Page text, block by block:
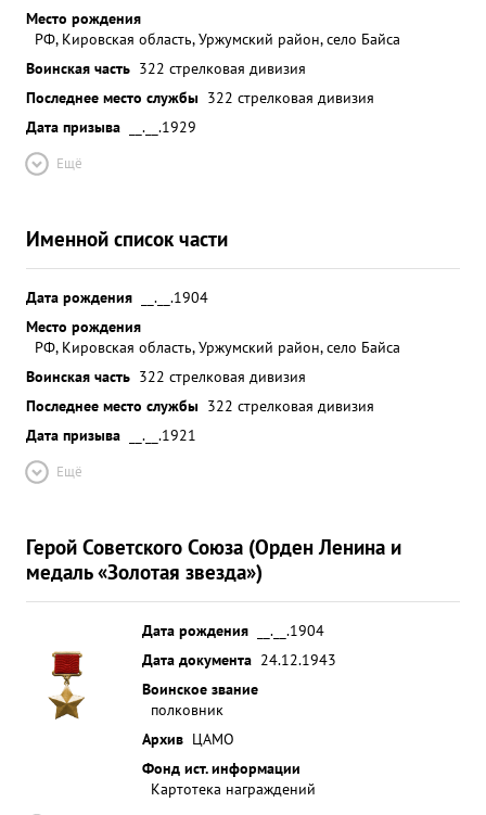
Место рождения
РФ, Кировская область, Уржумский район, село Байса
Воинская часть 322 стрелковая дивизия
Последнее место службы 322 стрелковая дивизия
Дата призыва
__.__.1929
Ещё
Именной список части
Дата рождения
__.__.1904
Место рождения
РФ, Кировская область, Уржумский район, село Байса
Воинская часть 322 стрелковая дивизия
Последнее место службы 322 стрелковая дивизия
Дата призыва
__.__.1921
Ещё
Герой Советского Союза (Орден Ленина и
медаль «Золотая звезда»)
Дата рождения
__.__.1904
Дата документа 24.12.1943
Воинское звание
полковник
Архив ЦАМО
Фонд ист. информации
Картотека награждений